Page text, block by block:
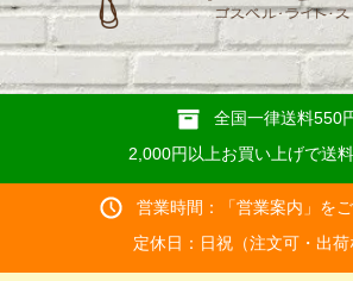
全国一律送料550
2,000円以上お買い上げで送料
営業時間：「営業案内 」を
定休日：日祝（注文可・出荷